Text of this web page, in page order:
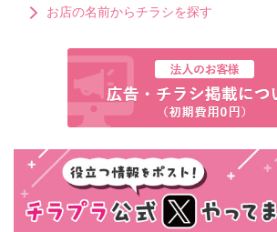
お店の名前からチラシを探す